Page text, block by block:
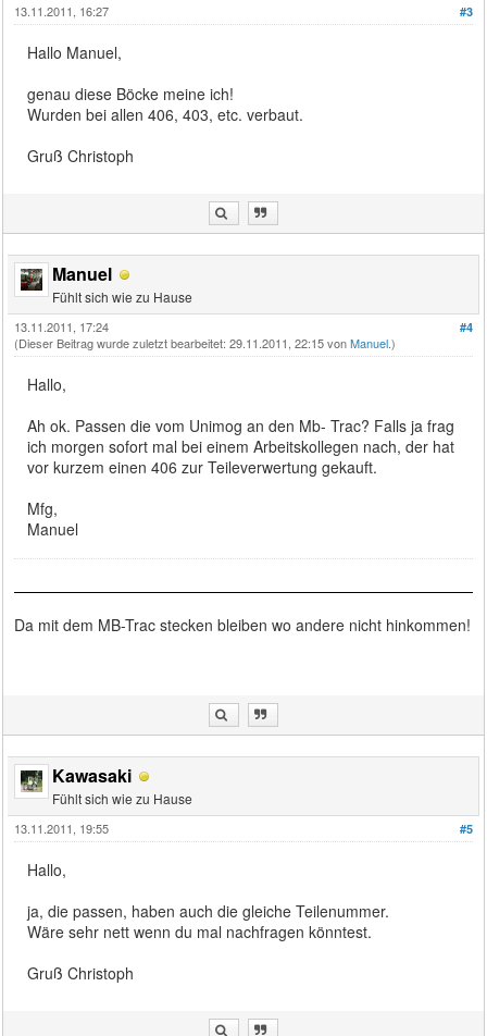
#3
13.11.2011, 16:27
Hallo Manuel,
genau diese Böcke meine ich!
Wurden bei allen 406, 403, etc. verbaut.
Gruß Christoph
Manuel
Fühlt sich wie zu Hause
#4
13.11.2011, 17:24
(Dieser Beitrag wurde zuletzt bearbeitet: 29.11.2011, 22:15 vonManuel.)
Hallo,
Ah ok. Passen die vom Unimog an den Mb- Trac? Falls ja frag
ich morgen sofort mal bei einem Arbeitskollegen nach, der hat
vor kurzem einen 406 zur Teileverwertung gekauft.
Mfg,
Manuel
Da mit dem MB-Trac stecken bleiben wo andere nicht hinkommen!
Kawasaki
Fühlt sich wie zu Hause
#5
13.11.2011, 19:55
Hallo,
ja, die passen, haben auch die gleiche Teilenummer.
Wäre sehr nett wenn du mal nachfragen könntest.
Gruß Christoph